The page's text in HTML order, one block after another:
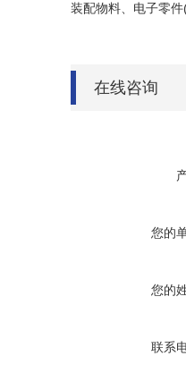
装配物料、电子零
在线咨询
您的
您的
联系